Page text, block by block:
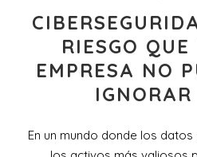
RIESGO QUE
EMPRESA NO
IGNORAR
En un mundo donde los datos